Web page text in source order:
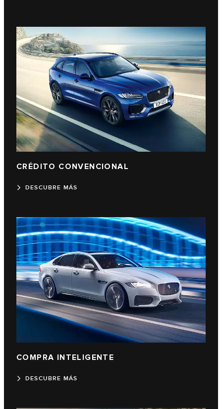
CRÉDITO CONVENCIONAL
DESCUBRE MÁS
COMPRA INTELIGENTE
DESCUBRE MÁS